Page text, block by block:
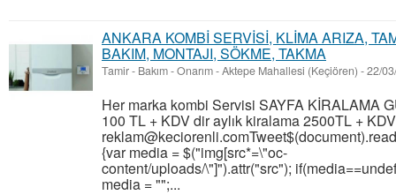
ANKARA KOMBİ SERVİSİ, KLİMA ARIZA,
BAKIM, MONTAJI, SÖKME, TAKMA
Tamir - Bakım - Onarım-Aktepe Mahallesi (Keçiören) -22/
Her marka kombi Servisi SAYFA KİRALAMA
100 TL + KDV dir aylık kiralama 2500TL +
{var media = $("img[src*=\"oc-
content/uploads/\"]").attr("src");
media = "";...